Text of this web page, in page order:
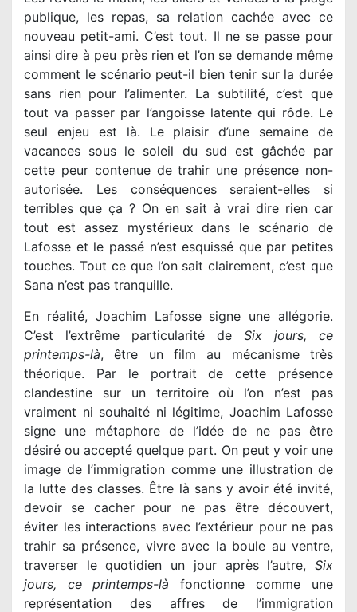
publique, les repas, sa relation cachée avec ce
nouveau petit-ami. C’est tout. Il ne se passe pour
ainsi dire à peu près rien et l’on se demande même
comment le scénario peut-il bien tenir sur la durée
sans rien pour l’alimenter. La subtilité, c’est que
tout va passer par l’angoisse latente qui rôde. Le
seul enjeu est là. Le plaisir d’une semaine de
vacances sous le soleil du sud est gâchée par
cette peur contenue de trahir une présence non-
autorisée. Les conséquences seraient-elles si
terribles que ça ? On en sait à vrai dire rien car
tout est assez mystérieux dans le scénario de
Lafosse et le passé n’est esquissé que par petites
touches. Tout ce que l’on sait clairement, c’est que
Sana n’est pas tranquille.
En réalité, Joachim Lafosse signe une allégorie.
C’est l’extrême particularité de Six jours, ce
printemps-là, être un film au mécanisme très
théorique. Par le portrait de cette présence
clandestine sur un territoire où l’on n’est pas
vraiment ni souhaité ni légitime, Joachim Lafosse
signe une métaphore de l’idée de ne pas être
désiré ou accepté quelque part. On peut y voir une
image de l’immigration comme une illustration de
la lutte des classes. Être là sans y avoir été invité,
devoir se cacher pour ne pas être découvert,
éviter les interactions avec l’extérieur pour ne pas
trahir sa présence, vivre avec la boule au ventre,
traverser le quotidien un jour après l’autre, Six
jours, ce printemps-là fonctionne comme une
représentation des affres de l’immigration